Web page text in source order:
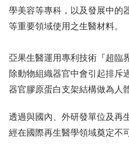
學美容等專科，以及發展中的
等重要領域使用之生醫材料。
亞果生醫運用專利技術『超臨
除動物組織器官中會引起排斥
器官膠原蛋白支架結構做為人
透過與國內、外研發單位及再
經在國際再生醫學領域奠定不